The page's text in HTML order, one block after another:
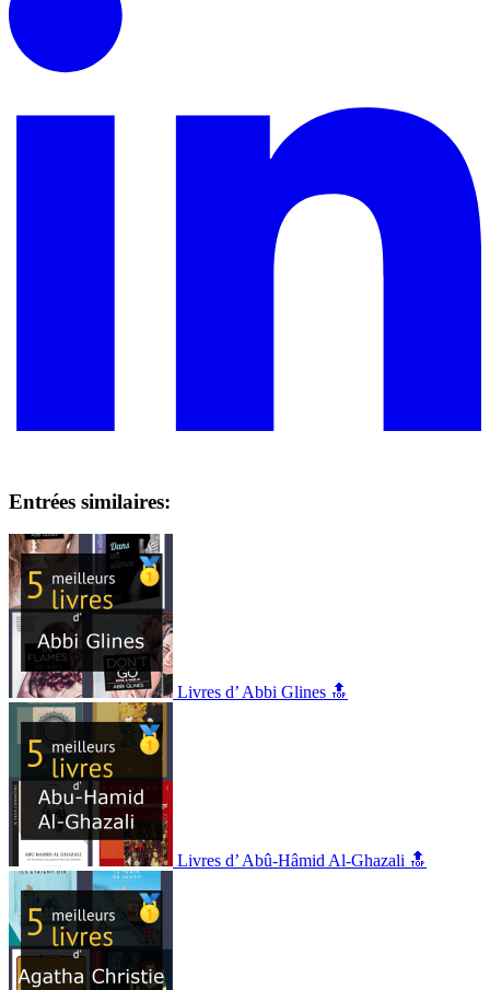
Entrées similaires:
Livres d’ Abbi Glines 🔝
Livres d’ Abû-Hâmid Al-Ghazali 🔝